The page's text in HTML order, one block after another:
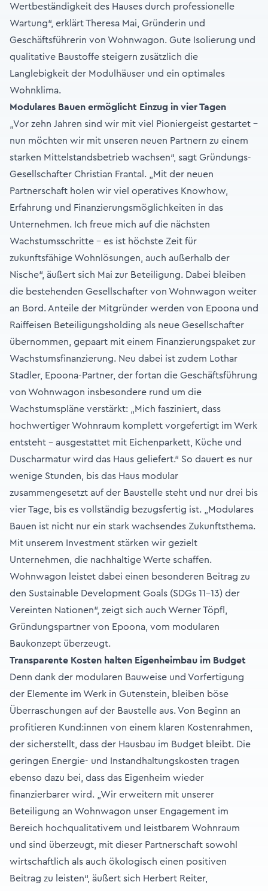
Wertbeständigkeit des Hauses durch professionelle
Wartung“, erklärt Theresa Mai, Gründerin und
Geschäftsführerin von Wohnwagon. Gute Isolierung und
qualitative Baustoffe steigern zusätzlich die
Langlebigkeit der Modulhäuser und ein optimales
Wohnklima.
Modulares Bauen ermöglicht Einzug in vier Tagen
„Vor zehn Jahren sind wir mit viel Pioniergeist gestartet –
nun möchten wir mit unseren neuen Partnern zu einem
starken Mittelstandsbetrieb wachsen“, sagt Gründungs-
Gesellschafter Christian Frantal. „Mit der neuen
Partnerschaft holen wir viel operatives Knowhow,
Erfahrung und Finanzierungsmöglichkeiten in das
Unternehmen. Ich freue mich auf die nächsten
Wachstumsschritte - es ist höchste Zeit für
zukunftsfähige Wohnlösungen, auch außerhalb der
Nische“, äußert sich Mai zur Beteiligung. Dabei bleiben
die bestehenden Gesellschafter von Wohnwagon weiter
an Bord. Anteile der Mitgründer werden von Epoona und
Raiffeisen Beteiligungsholding als neue Gesellschafter
übernommen, gepaart mit einem Finanzierungspaket zur
Wachstumsfinanzierung. Neu dabei ist zudem Lothar
Stadler, Epoona-Partner, der fortan die Geschäftsführung
von Wohnwagon insbesondere rund um die
Wachstumspläne verstärkt: „Mich fasziniert, dass
hochwertiger Wohnraum komplett vorgefertigt im Werk
entsteht – ausgestattet mit Eichenparkett, Küche und
Duscharmatur wird das Haus geliefert.“ So dauert es nur
wenige Stunden, bis das Haus modular
zusammengesetzt auf der Baustelle steht und nur drei bis
vier Tage, bis es vollständig bezugsfertig ist. „Modulares
Bauen ist nicht nur ein stark wachsendes Zukunftsthema.
Mit unserem Investment stärken wir gezielt
Unternehmen, die nachhaltige Werte schaffen.
Wohnwagon leistet dabei einen besonderen Beitrag zu
den Sustainable Development Goals (SDGs 11-13) der
Vereinten Nationen“, zeigt sich auch Werner Töpfl,
Gründungspartner von Epoona, vom modularen
Baukonzept überzeugt.
Transparente Kosten halten Eigenheimbau im Budget
Denn dank der modularen Bauweise und Vorfertigung
der Elemente im Werk in Gutenstein, bleiben böse
Überraschungen auf der Baustelle aus. Von Beginn an
profitieren Kund:innen von einem klaren Kostenrahmen,
der sicherstellt, dass der Hausbau im Budget bleibt. Die
geringen Energie- und Instandhaltungskosten tragen
ebenso dazu bei, dass das Eigenheim wieder
finanzierbarer wird. „Wir erweitern mit unserer
Beteiligung an Wohnwagon unser Engagement im
Bereich hochqualitativem und leistbarem Wohnraum
und sind überzeugt, mit dieser Partnerschaft sowohl
wirtschaftlich als auch ökologisch einen positiven
Beitrag zu leisten“, äußert sich Herbert Reiter,